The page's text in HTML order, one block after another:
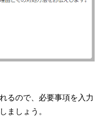
るので、必要事項を入力
ましょう。